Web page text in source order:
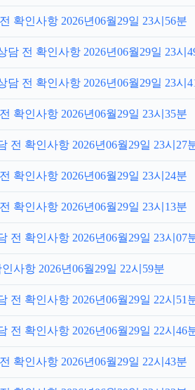
확인사항 2026년06월29일 23시56분
담 전 확인사항 2026년06월29일 23시
담 전 확인사항 2026년06월29일 23시
확인사항 2026년06월29일 23시35분
전 확인사항 2026년06월29일 23시27
확인사항 2026년06월29일 23시24분
확인사항 2026년06월29일 23시13분
전 확인사항 2026년06월29일 23시07
사항 2026년06월29일 22시59분
전 확인사항 2026년06월29일 22시51
전 확인사항 2026년06월29일 22시46
확인사항 2026년06월29일 22시43분